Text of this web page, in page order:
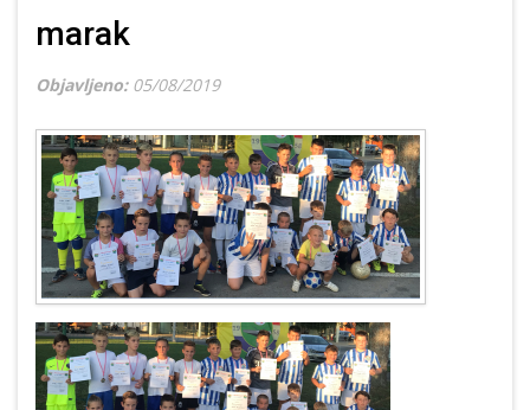
marak
Objavljeno: 05/08/2019